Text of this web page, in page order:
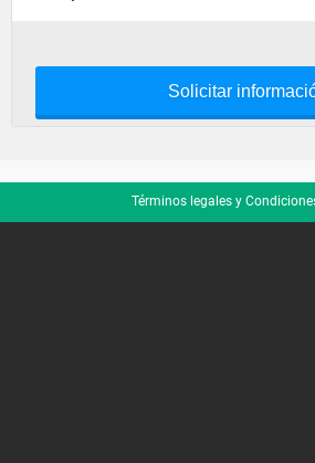
Solicitar
Términos legales y